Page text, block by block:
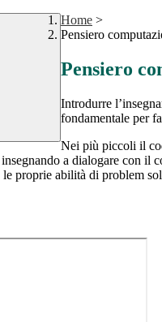
Home >
Pensiero
Pensiero
Introdurre
fondamentale per
Nei più piccoli il
a dialogare con
proprie abilità di problem